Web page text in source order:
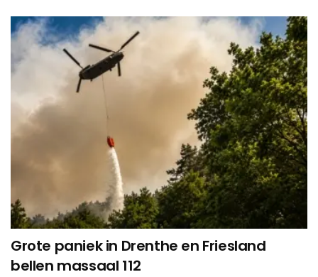
Grote paniek in Drenthe en Friesland
bellen massaal 112